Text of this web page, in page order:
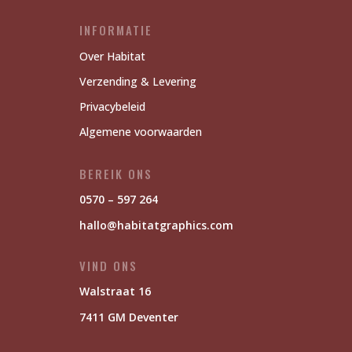
INFORMATIE
Over Habitat
Verzending & Levering
Privacybeleid
Algemene voorwaarden
BEREIK ONS
0570 – 597 264
hallo@habitatgraphics.com
VIND ONS
Walstraat 16
7411 GM Deventer